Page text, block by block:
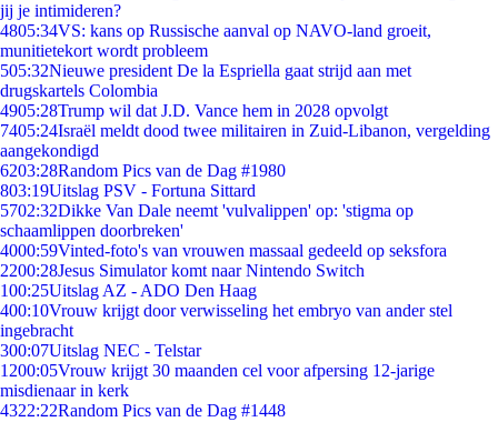
jij je intimideren?
4805:34VS: kans op Russische aanval op NAVO-land groeit,
munitietekort wordt probleem
505:32Nieuwe president De la Espriella gaat strijd aan met
drugskartels Colombia
4905:28Trump wil dat J.D. Vance hem in 2028 opvolgt
7405:24Israël meldt dood twee militairen in Zuid-Libanon, vergelding
aangekondigd
6203:28Random Pics van de Dag #1980
803:19Uitslag PSV - Fortuna Sittard
5702:32Dikke Van Dale neemt 'vulvalippen' op: 'stigma op
schaamlippen doorbreken'
4000:59Vinted-foto's van vrouwen massaal gedeeld op seksfora
2200:28Jesus Simulator komt naar Nintendo Switch
100:25Uitslag AZ - ADO Den Haag
400:10Vrouw krijgt door verwisseling het embryo van ander stel
ingebracht
300:07Uitslag NEC - Telstar
1200:05Vrouw krijgt 30 maanden cel voor afpersing 12-jarige
misdienaar in kerk
4322:22Random Pics van de Dag #1448